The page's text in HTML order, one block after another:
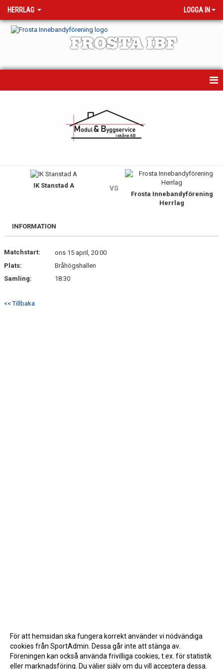
HERRLAG LOGGA IN
FROSTA IBF
KONTAKT
IK Stanstad A vs
Frosta Innebandyförening
Herrlag
INFORMATION
Matchstart:
ons 15 april, 20:00
Plats:
Bråhögshallen
Samling:
18:30
<< Tillbaka
För att hemsidan ska fungera korrekt använder vi nödvändiga
cookies från SportAdmin. Dessa går inte att stänga av.
Föreningen kan också använda frivilliga cookies, t.ex. för statistik
eller marknadsföring. Du väljer själv om du vill acceptera dessa.